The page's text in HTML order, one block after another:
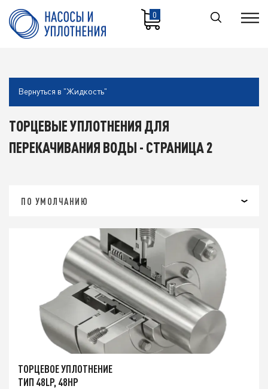
0
Вернуться в "Жидкость"
ТОРЦЕВЫЕ УПЛОТНЕНИЯ ДЛЯ
ПЕРЕКАЧИВАНИЯ ВОДЫ - СТРАНИЦА 2
ПО УМОЛЧАНИЮ
ТОРЦЕВОЕ УПЛОТНЕНИЕ
ТИП 48LP, 48HP